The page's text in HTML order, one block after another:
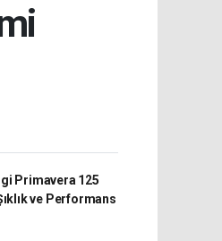
Primavera 125
ve Performans